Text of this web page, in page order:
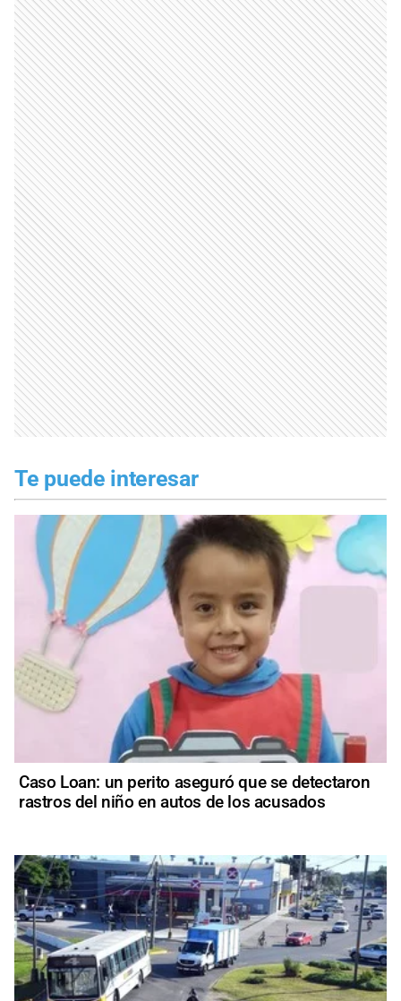
Te puede interesar
Caso Loan: un perito aseguró que se detectaron
rastros del niño en autos de los acusados